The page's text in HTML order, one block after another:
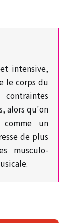
intensive,
le corps du
alors qu'on
comme un
de plus
musculo-